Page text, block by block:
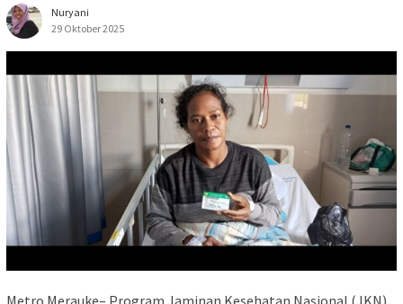
Nuryani
29 Oktober 2025